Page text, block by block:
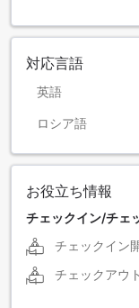
対応言語
英語
ロシア語
お役立ち情報
チェックイン/チェ
チェックイン
チェックアウ